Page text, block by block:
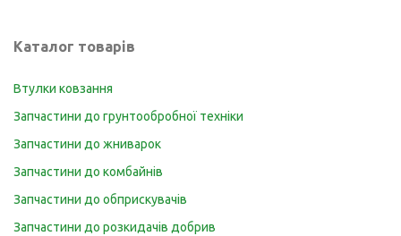
Каталог товарів
Втулки ковзання
Запчастини до грунтообробної техніки
Запчастини до жниварок
Запчастини до комбайнів
Запчастини до обприскувачів
Запчастини до розкидачів добрив